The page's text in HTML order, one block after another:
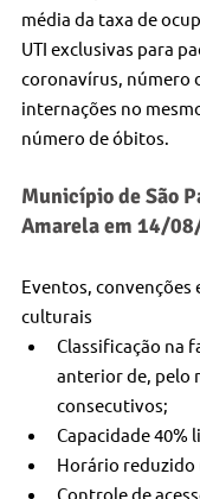
média da taxa de
UTI exclusivas para
coronavírus, número
internações no
número de óbitos.
Município de São
Amarela em 14/
Eventos, convenções
culturais
Classificação na
anterior de, pelo
consecutivos;
Capacidade 40%
Horário reduzido
Controle de